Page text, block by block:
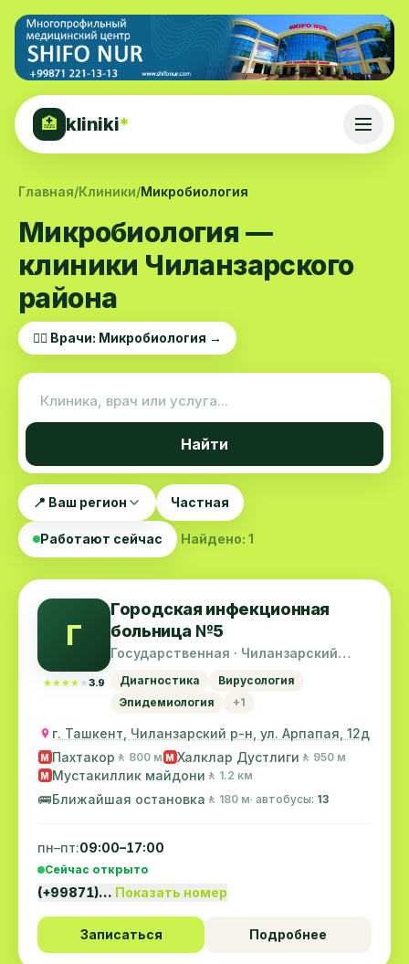
🏥 kliniki*
Главная/Клиники/Микробиология
Микробиология —
клиники Чиланзарского
района
👨‍⚕️ Врачи: Микробиология →
Найти
📍 Ваш регион Частная
Работают сейчас Найдено: 1
Г
★★★★★
★★★★★3.9
Городская инфекционная
больница №5
Государственная · Чиланзарский
Диагностика
Вирусология
Эпидемиология
+1
г. Ташкент, Чиланзарский р-н, ул. Арпапая, 12д
M Пахтакор 🚶 800 м M Халклар Дустлиги 🚶 950 м
M Мустакиллик майдони 🚶 1.2 км
🚌Ближайшая остановка 🚶 180 м· автобусы: 13
пн–пт:09:00–17:00
Сейчас открыто
(+99871)… Показать номер
Записаться Подробнее